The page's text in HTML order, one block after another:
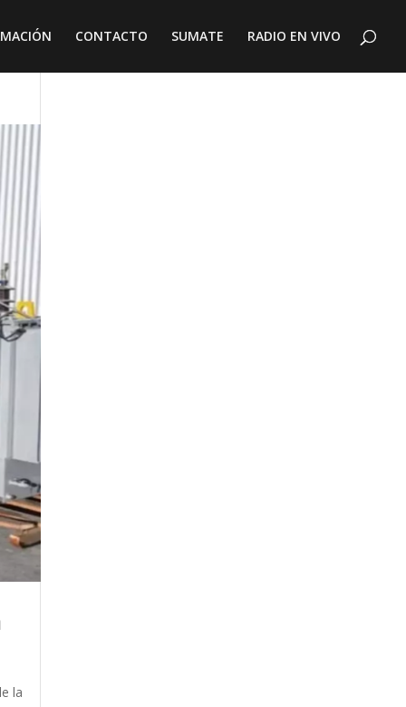
CONTACTO SUMATE RADIO EN VIVO
la